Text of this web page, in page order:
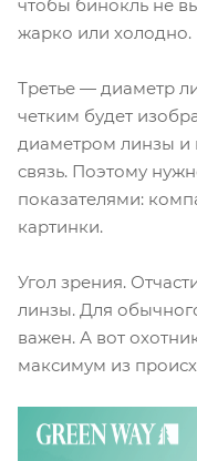
чтобы бинокль не
жарко или холодно.
Третье — диаметр
четким будет
диаметром линзы и
связь. Поэтому
показателями:
картинки.
Угол зрения.
линзы. Для
важен. А вот
максимум из